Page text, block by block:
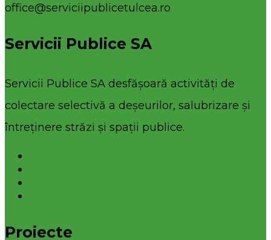
office@serviciipublicetulcea.ro
Servicii Publice SA
Servicii Publice SA desfășoară activități de
colectare selectivă a deșeurilor, salubrizare și
întreținere străzi și spații publice.
Proiecte